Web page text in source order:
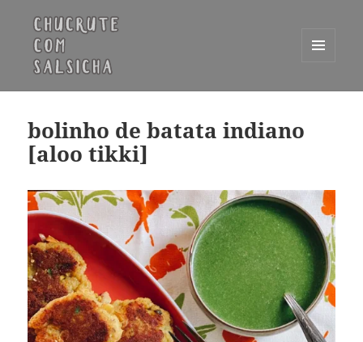
WIDGETS
bolinho de batata indiano
[aloo tikki]